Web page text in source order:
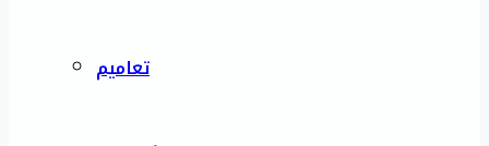
تعاميم